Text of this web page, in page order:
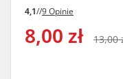
4,1//9 Opinie
8,00 zł 13,00